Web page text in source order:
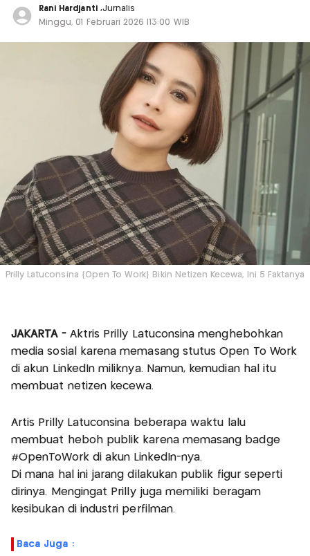
Rani Hardjanti ,Jurnalis
Minggu, 01 Februari 2026 |13:00 WIB
Prilly Latuconsina {Open To Work} Bikin Netizen Kecewa, Ini 5 Faktanya
JAKARTA - Aktris Prilly Latuconsina menghebohkan
media sosial karena memasang stutus Open To Work
di akun LinkedIn miliknya. Namun, kemudian hal itu
membuat netizen kecewa.
‎Artis Prilly Latuconsina beberapa waktu lalu
membuat heboh publik karena memasang badge
#OpenToWork di akun LinkedIn-nya.
Di mana hal ini jarang dilakukan publik figur seperti
dirinya. Mengingat Prilly juga memiliki beragam
kesibukan di industri perfilman.
Baca Juga :